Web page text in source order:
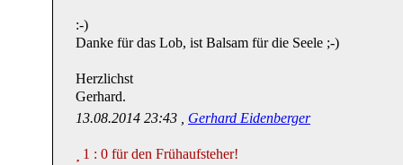
:-)
Danke für das Lob, ist Balsam für die Seele ;-)
Herzlichst
Gerhard.
13.08.2014 23:43 , Gerhard Eidenberger
1 : 0 für den Frühaufsteher!